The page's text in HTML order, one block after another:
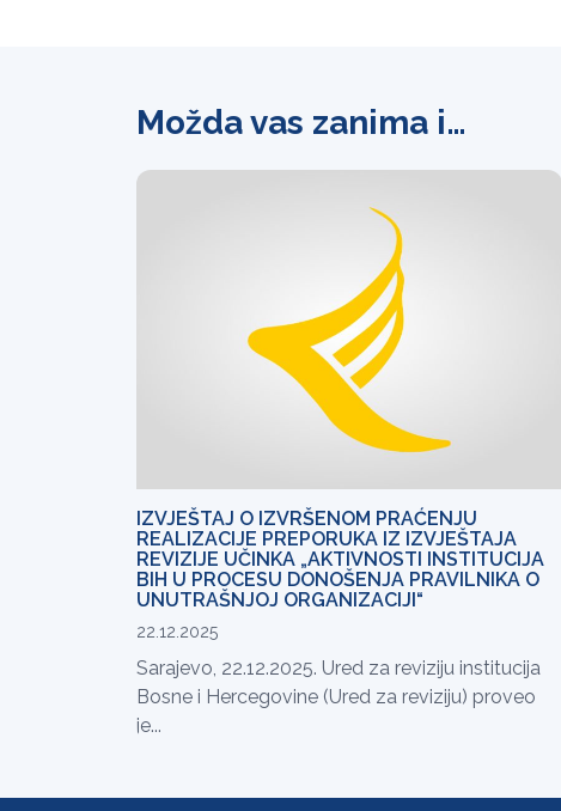
Možda vas zanima i…
IZVJEŠTAJ O IZVRŠENOM PRAĆENJU
REALIZACIJE PREPORUKA IZ IZVJEŠTAJA
REVIZIJE UČINKA „AKTIVNOSTI INSTITUCIJA
BIH U PROCESU DONOŠENJA PRAVILNIKA O
UNUTRAŠNJOJ ORGANIZACIJI“
22.12.2025
Sarajevo, 22.12.2025. Ured za reviziju institucija
Bosne i Hercegovine (Ured za reviziju) proveo
je...